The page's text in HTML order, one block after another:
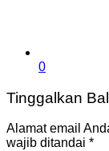
0
Tinggalkan
Alamat email
wajib ditandai *